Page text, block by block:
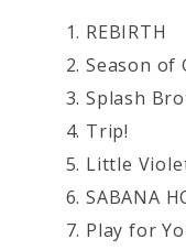
REBIRTH
Season of
Splash
Trip!
Little
SABANA
Play for